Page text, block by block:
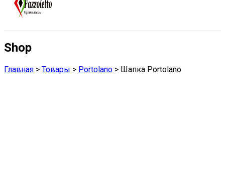
Shop
Главная > Товары > Portolano > Шапка Portolano